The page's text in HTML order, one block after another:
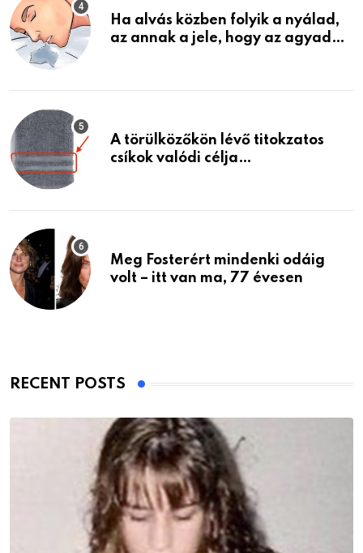
Ha alvás közben folyik a nyálad,
az annak a jele, hogy az agyad…
A törülközőkön lévő titokzatos
csíkok valódi célja…
Meg Fosterért mindenki odáig
volt – itt van ma, 77 évesen
RECENT POSTS